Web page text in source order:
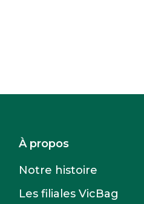
À propos
Notre histoire
Les filiales VicBag